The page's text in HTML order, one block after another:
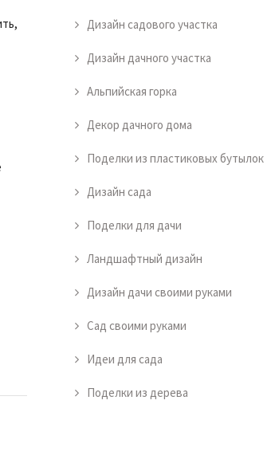
Дизайн садового участка
Дизайн дачного участка
Альпийская горка
Декор дачного дома
Поделки из пластиковых бутылок
Дизайн сада
Поделки для дачи
Ландшафтный дизайн
Дизайн дачи своими руками
Сад своими руками
Идеи для сада
Поделки из дерева